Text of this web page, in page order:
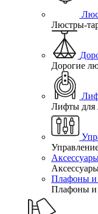
Люстры-
Дорогие
Лифты для
Плафоны и
Плафоны и